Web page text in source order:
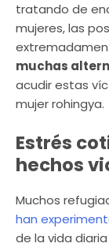
tratando de
mujeres, las
muchas
acudir estas
mujer rohingya.
Estrés
hechos
Muchos
han
de la vida